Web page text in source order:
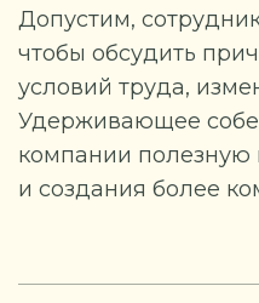
Допустим,
чтобы обсудить
условий труда,
Удерживающее
компании
и создания более